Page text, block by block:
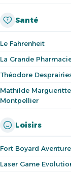
Santé
Le Fahrenheit
La Grande
Théodore
Mathilde
Montpellier
Loisirs
Fort Boyard
Laser Game